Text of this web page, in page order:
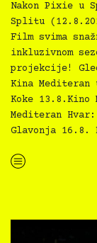
Nakon Pixie u
Splitu
Film svima
inkluzivnom
projekcije!
Kina
Koke
Mediteran
Glavonja 16.8.
“Kino Mediteran i Film svima nastavljaju inkluzivnu turneju na Hvaru”